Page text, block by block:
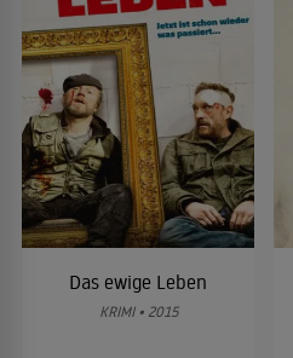
Das ewige Leben
KRIMI • 2015